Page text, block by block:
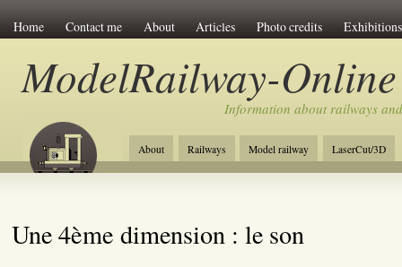
Home Contact me About Articles Photo credits Exhibitions
ModelRailway-Online
Information about railways
About Railways Model railway LaserCut/3D
Une 4ème dimension : le son